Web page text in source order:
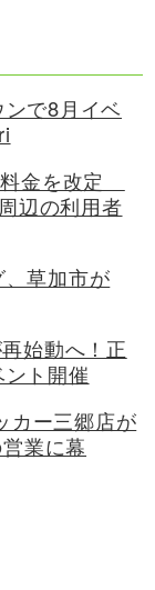
ンで8月イベ
料金を改定
辺の利用者
草加市が
始動へ！正
ト開催
カー三郷店が
業に幕